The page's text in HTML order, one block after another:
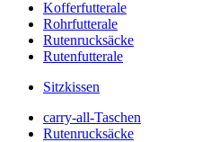
Kofferfutterale
Rohrfutterale
Rutenrucksäcke
Rutenfutterale
Sitzkissen
carry-all-Taschen
Rutenrucksäcke